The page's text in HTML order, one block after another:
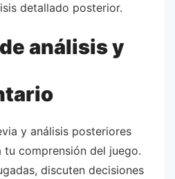
detallado posterior.
análisis y
y análisis posteriores
comprensión del juego.
discuten decisiones